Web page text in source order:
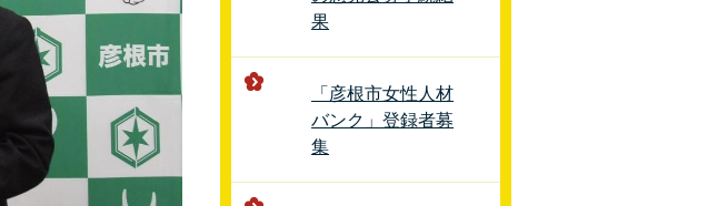
果
「彦根市女性人材
バンク」登録者募
集